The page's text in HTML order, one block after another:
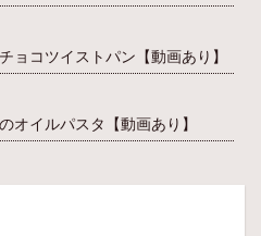
コツイストパン【動画あり】
イルパスタ【動画あり】